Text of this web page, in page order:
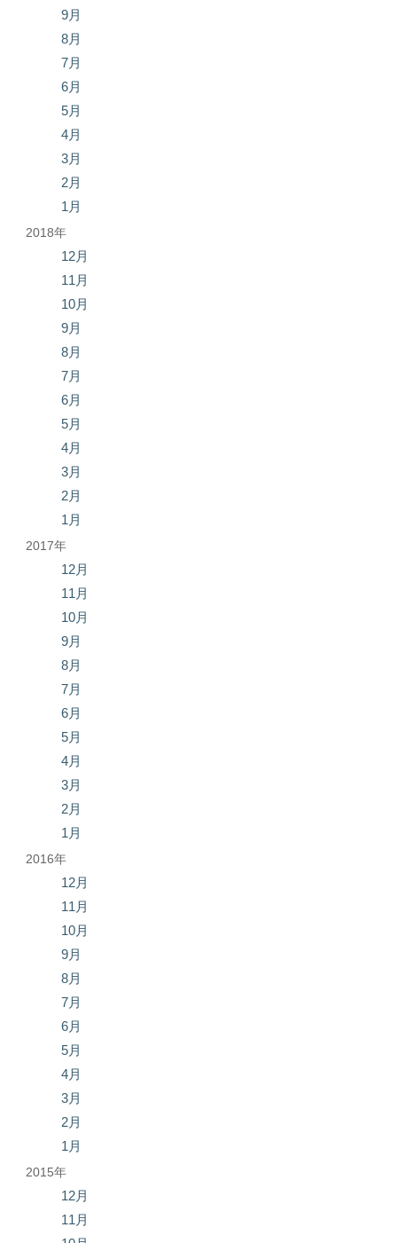
9月
8月
7月
6月
5月
4月
3月
2月
1月
2018年
12月
11月
10月
9月
8月
7月
6月
5月
4月
3月
2月
1月
2017年
12月
11月
10月
9月
8月
7月
6月
5月
4月
3月
2月
1月
2016年
12月
11月
10月
9月
8月
7月
6月
5月
4月
3月
2月
1月
2015年
12月
11月